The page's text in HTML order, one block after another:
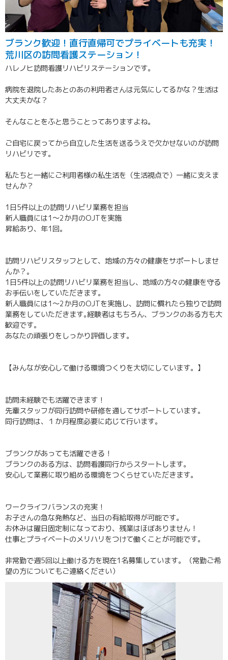
ブランク歓迎！直行直帰可でプライベートも充実！
荒川区の訪問看護ステーション！
ハレノヒ訪問看護リハビリステーションです。
病院を退院したあとのあの利用者さんは元気にしてるかな？生活は
大丈夫かな？
そんなことをふと思うことってありますよね。
ご自宅に戻ってから自立した生活を送るうえで欠かせないのが訪問
リハビリです。
私たちと一緒にご利用者様の私生活を（生活視点で）一緒に支えま
せんか？
1日5件以上の訪問リハビリ業務を担当
新人職員には1～2か月のOJTを実施
昇給あり、年1回。
訪問リハビリスタッフとして、地域の方々の健康をサポートしませ
んか？｡
1日5件以上の訪問リハビリ業務を担当し、地域の方々の健康を守る
お手伝いをしていただきます｡
新人職員には1～2か月のOJTを実施し、訪問に慣れたら独りで訪問
業務をしていただきます｡経験者はもちろん、ブランクのある方も大
歓迎です｡
あなたの頑張りをしっかり評価します｡
【みんなが安心して働ける環境つくりを大切にしています。】
訪問未経験でも活躍できます！
先輩スタッフが同行訪問や研修を通してサポートしています。
同行訪問は、１か月程度必要に応じて行います。
ブランクがあっても活躍できる！
ブランクのある方は、訪問看護同行からスタートします。
安心して業務に取り組める環境をつくらせていただきます。
ワークライフバランスの充実！
お子さんの急な発熱など、当日の有給取得が可能です。
お休みは曜日固定制になっており、残業はほぼありません！
仕事とプライベートのメリハリをつけて働くことが可能です。
非常勤で週5回以上働ける方を現在1名募集しています。（常勤ご希
望の方についてもご連絡ください）